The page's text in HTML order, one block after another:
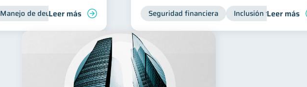
Manejo de deudas Control de deudas
Leer más Seguridad financiera Inclusión financiera
Leer más